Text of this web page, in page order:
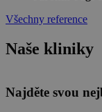
Všechny reference
Naše kliniky
Najděte svou